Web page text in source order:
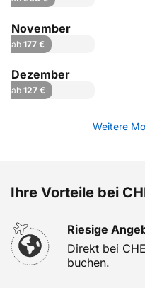
November
ab 177 €
Dezember
ab 127 €
Weitere
Ihre Vorteile bei
Riesige
Direkt bei
buchen.